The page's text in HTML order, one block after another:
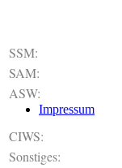
Impressum
SSM:
SAM:
ASW:
CIWS:
Sonstiges: